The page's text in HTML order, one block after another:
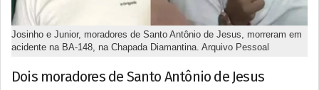
Josinho e Junior, moradores de Santo Antônio de Jesus, morreram em
acidente na BA-148, na Chapada Diamantina. Arquivo Pessoal
Dois moradores de Santo Antônio de Jesus